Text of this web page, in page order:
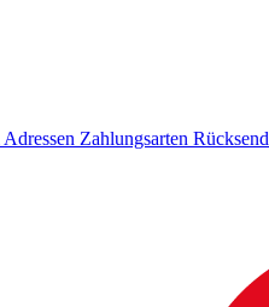
Adressen Zahlungsarten